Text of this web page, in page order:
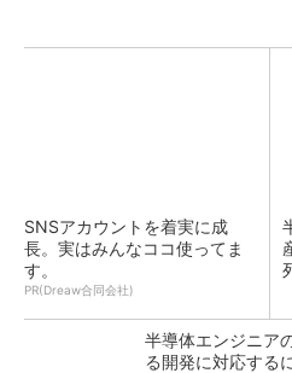
SNSアカウントを着実に成
長。実はみんなココ使ってま
す。
PR(Dreaw合同会社)
半導体エンジニア
る開発に対応する